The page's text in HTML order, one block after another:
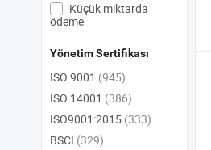
Küçük miktarda
ödeme
Yönetim Sertifikası
ISO 9001 (945)
ISO 14001 (386)
ISO9001:2015 (333)
BSCI (329)